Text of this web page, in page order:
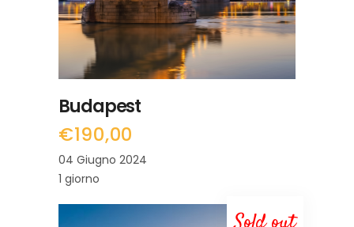
Budapest
€190,00
04 Giugno 2024
1 giorno